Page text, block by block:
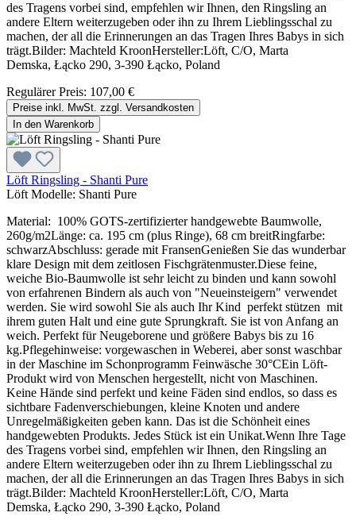
des Tragens vorbei sind, empfehlen wir Ihnen, den Ringsling an
andere Eltern weiterzugeben oder ihn zu Ihrem Lieblingsschal zu
machen, der all die Erinnerungen an das Tragen Ihres Babys in sich
trägt.Bilder: Machteld KroonHersteller:Löft, C/O, Marta
Demska, Łącko 290, 3-390 Łącko, Poland
Regulärer Preis: 107,00 €
Preise inkl. MwSt. zzgl. Versandkosten
In den Warenkorb
Löft Ringsling - Shanti Pure
Löft Modelle: Shanti Pure
Material: 100% GOTS-zertifizierter handgewebte Baumwolle,
260g/m2Länge: ca. 195 cm (plus Ringe), 68 cm breitRingfarbe:
schwarzAbschluss: gerade mit FransenGenießen Sie das wunderbar
klare Design mit dem zeitlosen Fischgrätenmuster.Diese feine,
weiche Bio-Baumwolle ist sehr leicht zu binden und kann sowohl
von erfahrenen Bindern als auch von "Neueinsteigern" verwendet
werden. Sie wird sowohl Sie als auch Ihr Kind perfekt stützen mit
ihrem guten Halt und eine gute Sprungkraft. Sie ist von Anfang an
weich. Perfekt für Neugeborene und größere Babys bis zu 16
kg.Pflegehinweise: vorgewaschen in Weberei, aber sonst waschbar
in der Maschine im Schonprogramm Feinwäsche 30°CEin Löft-
Produkt wird von Menschen hergestellt, nicht von Maschinen.
Keine Hände sind perfekt und keine Fäden sind endlos, so dass es
sichtbare Fadenverschiebungen, kleine Knoten und andere
Unregelmäßigkeiten geben kann. Das ist die Schönheit eines
handgewebten Produkts. Jedes Stück ist ein Unikat.Wenn Ihre Tage
des Tragens vorbei sind, empfehlen wir Ihnen, den Ringsling an
andere Eltern weiterzugeben oder ihn zu Ihrem Lieblingsschal zu
machen, der all die Erinnerungen an das Tragen Ihres Babys in sich
trägt.Bilder: Machteld KroonHersteller:Löft, C/O, Marta
Demska, Łącko 290, 3-390 Łącko, Poland